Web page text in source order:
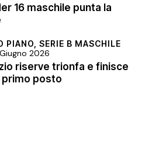
16 maschile punta la
PIANO, SERIE B MASCHILE
2026
riserve trionfa e finisce
primo posto